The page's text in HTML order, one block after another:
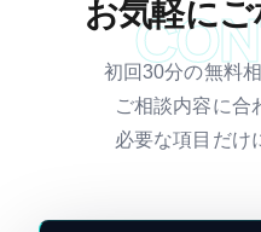
お気軽に
初回30分の無料
ご相談内容に合
必要な項目だけ